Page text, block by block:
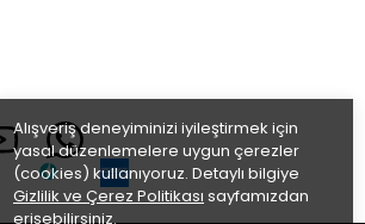
Alışveriş deneyiminizi iyileştirmek için
yasal düzenlemelere uygun çerezler
(cookies) kullanıyoruz. Detaylı bilgiye
Gizlilik ve Çerez Politikası sayfamızdan
erişebilirsiniz.